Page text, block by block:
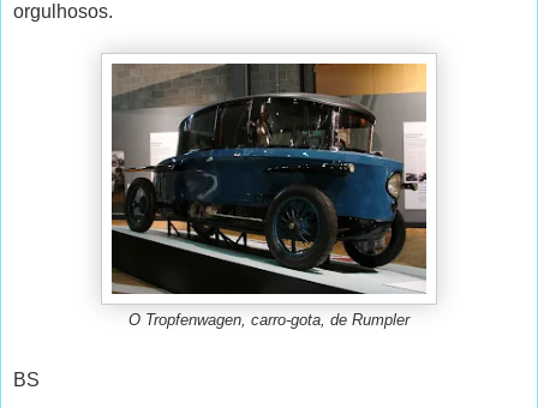
orgulhosos.
O Tropfenwagen, carro-gota, de Rumpler
BS